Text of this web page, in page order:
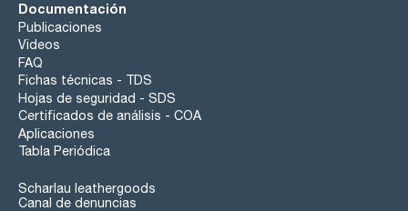
Documentación
Publicaciones
Videos
FAQ
Fichas técnicas - TDS
Hojas de seguridad - SDS
Certificados de análisis - COA
Aplicaciones
Tabla Periódica
Scharlau leathergoods
Canal de denuncias